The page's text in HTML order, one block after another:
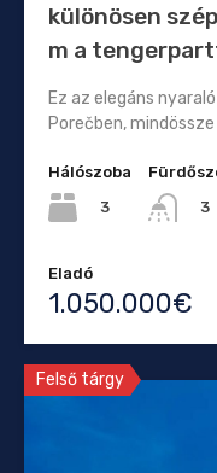
különösen
m a
Ez az elegáns
Porečben,
Hálószoba
3
3
Eladó
1.050.000€
Felső tárgy